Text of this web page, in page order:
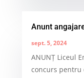
Anunt
sept. 5, 2024
ANUNŢ Liceul
concurs pentru